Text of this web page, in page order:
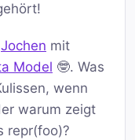
Jochen mit
Model 🤓. Was
wenn
warum zeigt
repr(foo)?